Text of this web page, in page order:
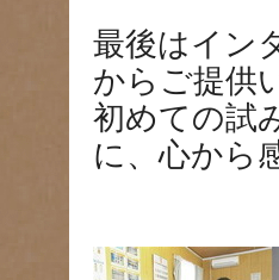
最後はイン
からご提供
初めての試
に、心から